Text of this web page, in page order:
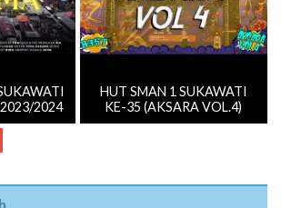
2024
HUT SMAN 1 SUKAWATI
KE-35 (AKSARA VOL.4)